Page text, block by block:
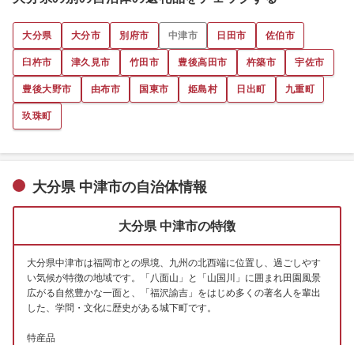
大分県 大分市 別府市 中津市 日田市
佐伯市
臼杵市
津久見市 竹田市 豊後高田市 杵築市
宇佐市
豊後大野市
由布市 国東市 姫島村 日出町
九重町
玖珠町
大分県 中津市の自治体情報
大分県 中津市の特徴
大分県中津市は福岡市との県境、九州の北西端に位置し、過ごしやす
い気候が特徴の地域です。「八面山」と「山国川」に囲まれ田園風景
広がる自然豊かな一面と、「福沢諭吉」をはじめ多くの著名人を輩出
した、学問・文化に歴史がある城下町です。
特産品